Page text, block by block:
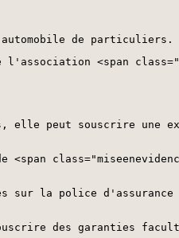
de particuliers.
<span
elle peut souscrire une
sur la police
des garanties